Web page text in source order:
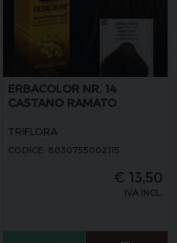
ERBACOLOR NR. 14
CASTANO RAMATO
TRIFLORA
CODICE: 8030755002115
€ 13,50
IVA INCL.